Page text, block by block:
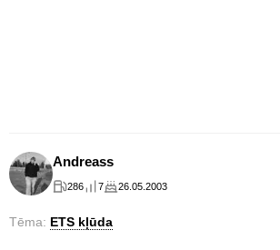
Andreass
286 7 26.05.2003
Tēma: ETS kļūda